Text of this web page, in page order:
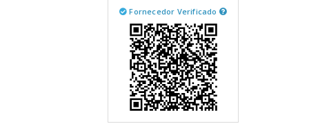
Fornecedor Verificado